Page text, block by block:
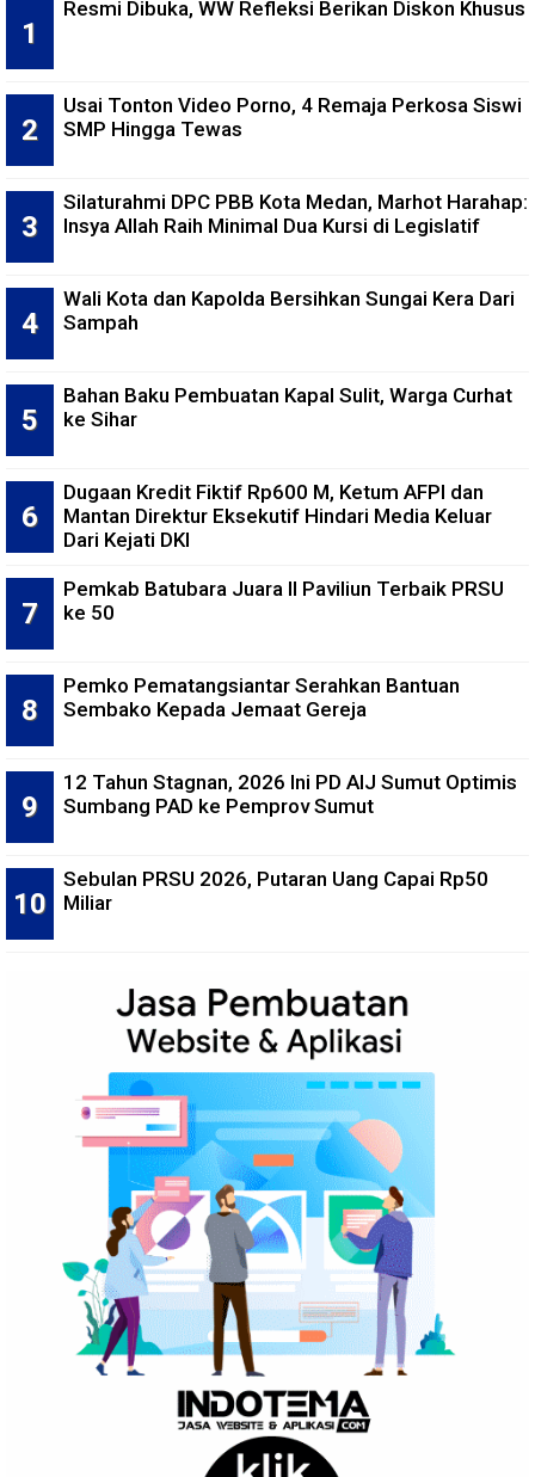
Resmi Dibuka, WW Refleksi Berikan Diskon Khusus
Usai Tonton Video Porno, 4 Remaja Perkosa Siswi
SMP Hingga Tewas
Silaturahmi DPC PBB Kota Medan, Marhot Harahap:
Insya Allah Raih Minimal Dua Kursi di Legislatif
Wali Kota dan Kapolda Bersihkan Sungai Kera Dari
Sampah
Bahan Baku Pembuatan Kapal Sulit, Warga Curhat
ke Sihar
Dugaan Kredit Fiktif Rp600 M, Ketum AFPI dan
Mantan Direktur Eksekutif Hindari Media Keluar
Dari Kejati DKI
Pemkab Batubara Juara II Paviliun Terbaik PRSU
ke 50
Pemko Pematangsiantar Serahkan Bantuan
Sembako Kepada Jemaat Gereja
12 Tahun Stagnan, 2026 Ini PD AIJ Sumut Optimis
Sumbang PAD ke Pemprov Sumut
Sebulan PRSU 2026, Putaran Uang Capai Rp50
Miliar